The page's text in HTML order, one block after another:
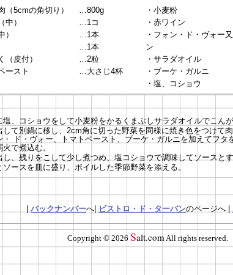
（5cmの角切り）
中）
）
（皮付）
ースト
…800g
…1コ
…1本
…1本
…2粒
…大さじ4杯
・小麦粉
・赤ワイン
・フォン・ド・ヴォー
ン
・サラダオイル
・ブーケ・ガルニ
・塩、コショウ
塩、コショウをして小麦粉をかるくまぶしサラダオイルでこん
して別鍋に移し、2cm角に切った野菜を同様に焼き色をつけて
・ ド・ヴォー、トマトペースト、ブーケ・ガルニを加えてフタ
で煮込む。
し、残りをこして少し煮つめ、塩コショウで調味してソースと
ソースを皿に盛り、ボイルした季節野菜を添える。
バックナンバーへ| ビストロ・ド・ターバンのページへ |
Copyright © 2026 Salt.comAll rights reserved.